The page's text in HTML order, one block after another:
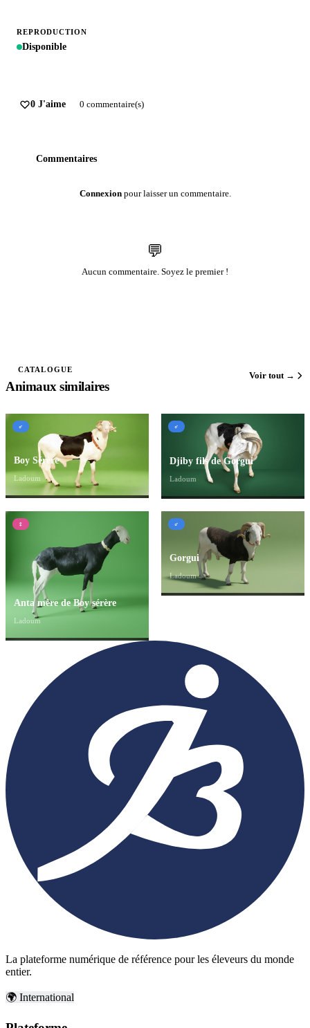
REPRODUCTION
Disponible
0 J'aime 0 commentaire(s)
Commentaires
Connexionpour laisser un commentaire.
💬
Aucun commentaire. Soyez le premier !
CATALOGUE
Animaux similaires
Voir tout →
♂
Boy Sérère
Ladoum
♂
Djiby fils de Gorgui
Ladoum
♀
Anta mère de Boy sérère
Ladoum
♂
Gorgui
Ladoum
La plateforme numérique de référence pour les éleveurs du monde
entier.
🌍 International